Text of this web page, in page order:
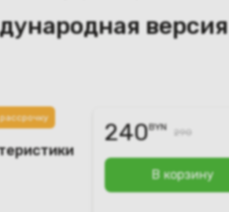
версия
240BYN 290
В корзину